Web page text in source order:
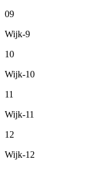
09
Wijk-9
10
Wijk-10
11
Wijk-11
12
Wijk-12